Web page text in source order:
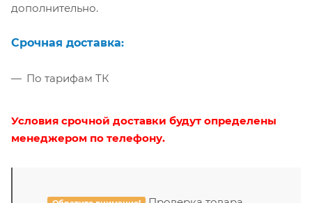
дополнительно.
Срочная доставка:
По тарифам ТК
Условия срочной доставки будут определены
менеджером по телефону.